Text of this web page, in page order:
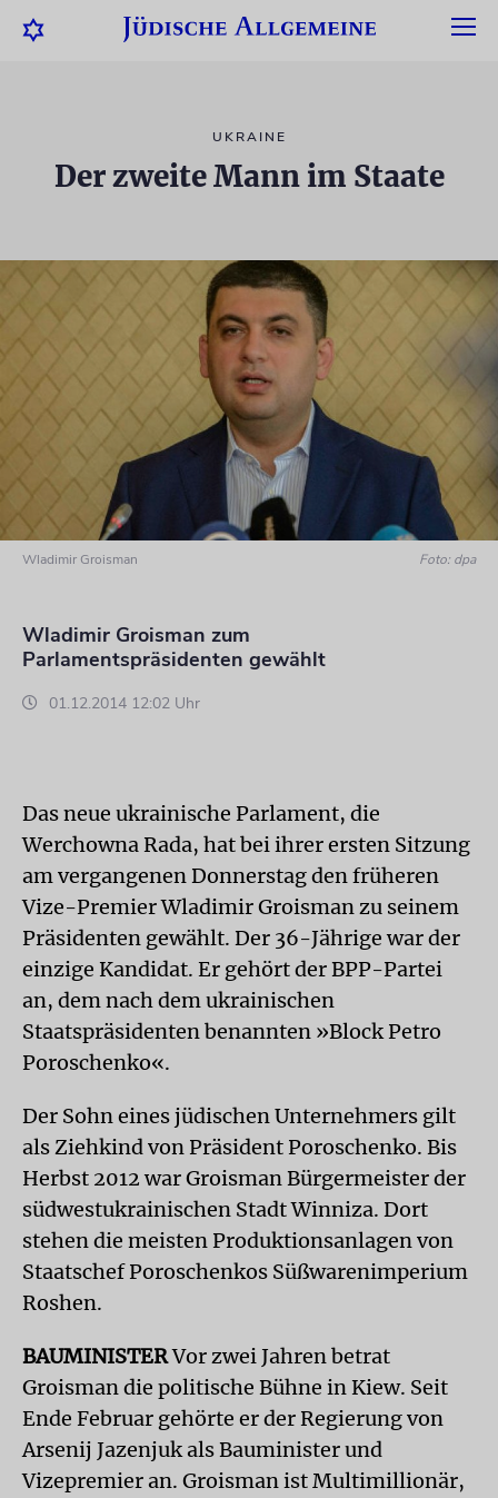
UKRAINE
Der zweite Mann im Staate
Wladimir Groisman Foto: dpa
Wladimir Groisman zum
Parlamentspräsidenten gewählt
01.12.2014 12:02 Uhr
Das neue ukrainische Parlament, die
Werchowna Rada, hat bei ihrer ersten Sitzung
am vergangenen Donnerstag den früheren
Vize-Premier Wladimir Groisman zu seinem
Präsidenten gewählt. Der 36-Jährige war der
einzige Kandidat. Er gehört der BPP-Partei
an, dem nach dem ukrainischen
Staatspräsidenten benannten »Block Petro
Poroschenko«.
Der Sohn eines jüdischen Unternehmers gilt
als Ziehkind von Präsident Poroschenko. Bis
Herbst 2012 war Groisman Bürgermeister der
südwestukrainischen Stadt Winniza. Dort
stehen die meisten Produktionsanlagen von
Staatschef Poroschenkos Süßwarenimperium
Roshen.
BAUMINISTERVor zwei Jahren betrat
Groisman die politische Bühne in Kiew. Seit
Ende Februar gehörte er der Regierung von
Arsenij Jazenjuk als Bauminister und
Vizepremier an. Groisman ist Multimillionär,